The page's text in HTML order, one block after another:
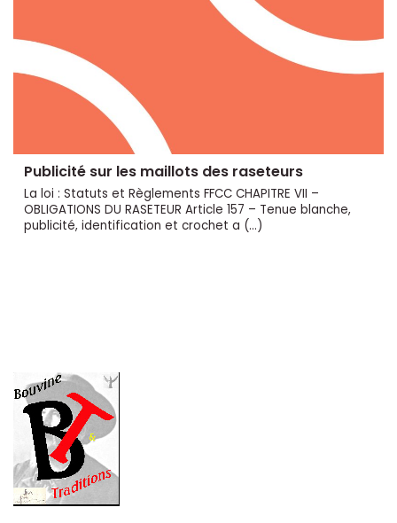
Publicité sur les maillots des raseteurs
La loi : Statuts et Règlements FFCC CHAPITRE VII –
OBLIGATIONS DU RASETEUR Article 157 – Tenue blanche,
publicité, identification et crochet a (…)